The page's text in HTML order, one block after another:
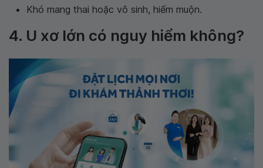
Khó mang thai hoặc vô sinh, hiếm muộn.
4. U xơ lớn có nguy hiểm không?